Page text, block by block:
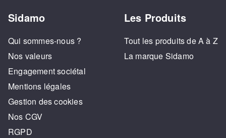
Sidamo
Qui sommes-nous ?
Nos valeurs
Engagement sociétal
Mentions légales
Gestion des cookies
Nos CGV
RGPD
Les Produits
Tout les produits de A à Z
La marque Sidamo